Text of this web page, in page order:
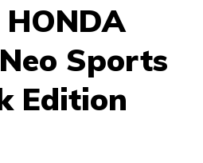
Sports
Edition